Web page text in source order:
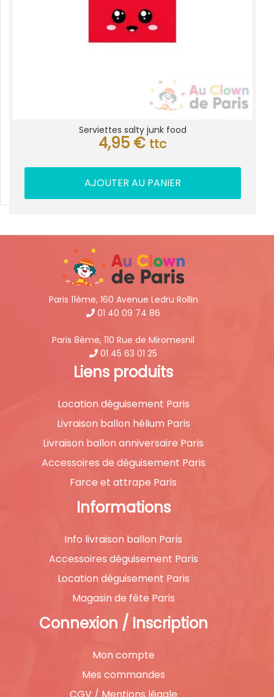
Serviettes salty junk food
4,95 € ttc
AJOUTER AU PANIER
Paris 11ème, 160 Avenue Ledru Rollin
01 40 09 74 86
Paris 8ème, 110 Rue de Miromesnil
01 45 63 01 25
Liens produits
Location déguisement Paris
Livraison ballon hélium Paris
Livraison ballon anniversaire Paris
Accessoires de déguisement Paris
Farce et attrape Paris
Informations
Info livraison ballon Paris
Accessoires déguisement Paris
Location déguisement Paris
Magasin de fête Paris
Connexion / Inscription
Mon compte
Mes commandes
CGV / Mentions légale